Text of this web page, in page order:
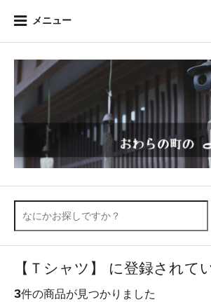
メニュー
【Ｔシャツ】 に登録されて
3件の商品が見つかりました